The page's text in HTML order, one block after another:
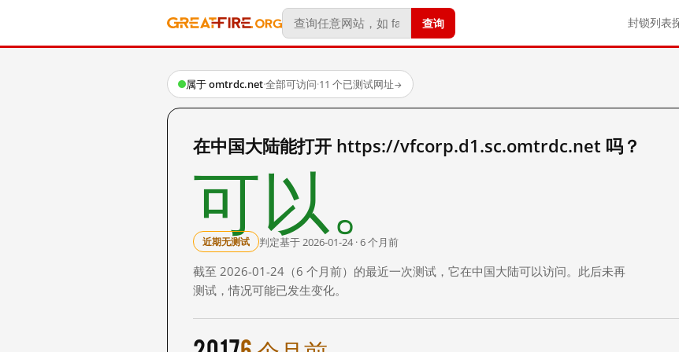
查询 封锁列表
属于 omtrdc.net·全部可访问·11 个已测试网址→
在中国大陆能打开 https://vfcorp.d1.sc.omtrdc.net 吗？
可以。
近期无测试 判定基于 2026-01-24 · 6 个月前
截至 2026-01-24（6 个月前）的最近一次测试，它在中国大陆可以访问。此后未再
测试，情况可能已发生变化。